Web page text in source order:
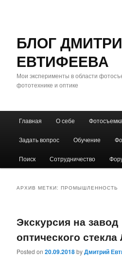
БЛОГ
ЕВТИФЕЕВА
Мои эксперименты в области
фототехнике и оптике
Перейти
к
основному
содержимому
Перейти
к
дополнительному
содержимому
Главная О себе Фотосъемка
Задать вопрос Обучение
Поиск Сотрудничество
АРХИВ МЕТКИ:ПРОМЫШЛЕННОСТЬ
Экскурсия на завод
оптического
Posted on20.09.2018byДмитрий